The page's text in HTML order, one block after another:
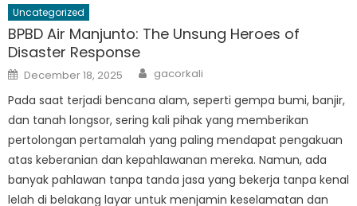
Uncategorized
BPBD Air Manjunto: The Unsung Heroes of
Disaster Response
Posted
on
December 18, 2025 Author
gacorkali
Pada saat terjadi bencana alam, seperti gempa bumi, banjir,
dan tanah longsor, sering kali pihak yang memberikan
pertolongan pertamalah yang paling mendapat pengakuan
atas keberanian dan kepahlawanan mereka. Namun, ada
banyak pahlawan tanpa tanda jasa yang bekerja tanpa kenal
lelah di belakang layar untuk menjamin keselamatan dan